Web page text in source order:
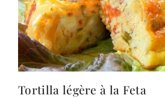
Tortilla légère à la Feta